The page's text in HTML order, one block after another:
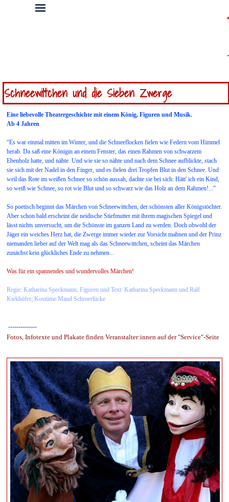
Direkt zum Seiteninhalt
Schneewittchen und die Sieben Zwerge
Eine liebevolle Theatergeschichte mit einem König, Figuren und Musik.
Ab 4 Jahren
“Es war einmal mitten im Winter, und die Schneeflocken fielen wie Federn vom Himmel
herab. Da saß eine Königin an einem Fenster, das einen Rahmen von schwarzem
Ebenholz hatte, und nähte. Und wie sie so nähte und nach dem Schnee aufblickte, stach
sie sich mit der Nadel in den Finger, und es fielen drei Tropfen Blut in den Schnee. Und
weil das Rote im weißen Schnee so schön aussah, dachte sie bei sich: Hätt' ich ein Kind,
so weiß wie Schnee, so rot wie Blut und so schwarz wie das Holz an dem Rahmen!...”
So poetisch beginnt das Märchen von Schneewittchen, der schönsten aller Königstöchter.
Aber schon bald erscheint die neidische Stiefmutter mit ihrem magischen Spiegel und
lässt nichts unversucht, um die Schönste im ganzen Land zu werden. Doch obwohl der
Jäger ein weiches Herz hat, die Zwerge immer wieder zur Vorsicht mahnen und der Prinz
niemanden lieber auf der Welt mag als das Schneewittchen, scheint das Märchen
zunächst kein glückliches Ende zu nehmen...
Was für ein spannendes und wundervolles Märchen!
Regie: Katharina Speckmann; Figuren und Text: Katharina Speckmann und Ralf
Kiekhöfer; Kostüme Maud Schroerlücke
--------------
Fotos, Infotexte und Plakate finden Veranstalter:innen auf der "Service"-Seite